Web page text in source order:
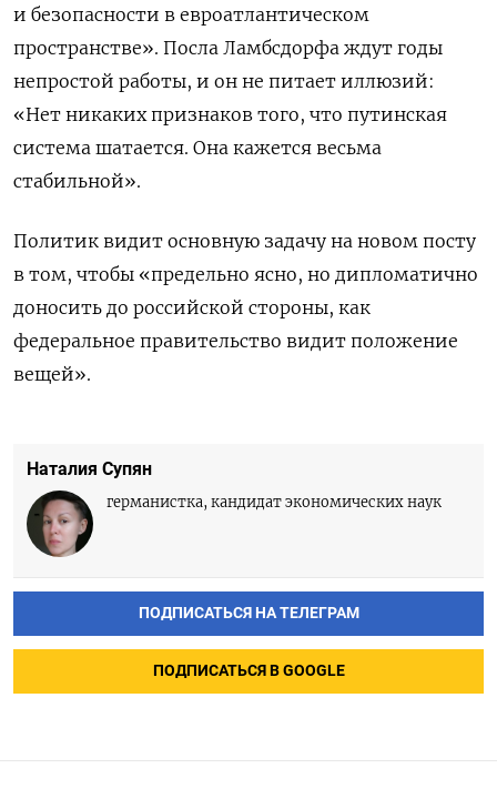
и безопасности в евроатлантическом
пространстве». Посла Ламбсдорфа ждут годы
непростой работы, и он не питает иллюзий:
«Нет никаких признаков того, что путинская
система шатается. Она кажется весьма
стабильной».
Политик видит основную задачу на новом посту
в том, чтобы «предельно ясно, но дипломатично
доносить до российской стороны, как
федеральное правительство видит положение
вещей».
Наталия Супян
германистка, кандидат экономических наук
ПОДПИСАТЬСЯ НА ТЕЛЕГРАМ
ПОДПИСАТЬСЯ В GOOGLE